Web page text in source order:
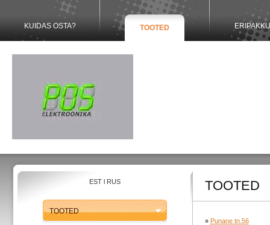
KUIDAS OSTA? TOOTED
EST l RUS
TOOTED
TOOTED
» Punane tn.56